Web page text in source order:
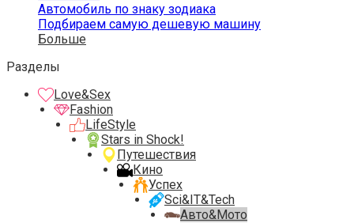
Автомобиль по знаку зодиака
Подбираем самую дешевую машину
Больше
Разделы
Love&Sex
Fashion
LifeStyle
Stars in Shock!
Путешествия
Кино
Успех
Sci&IT&Tech
Авто&Мото